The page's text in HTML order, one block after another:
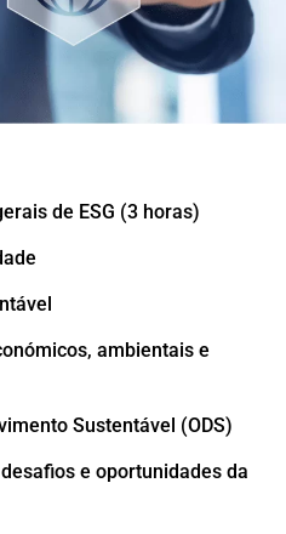
de ESG (3 horas)
ambientais e
Sustentável (ODS)
e oportunidades da